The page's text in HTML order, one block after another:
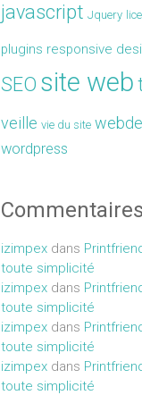
javascript Jquery
plugins responsive
SEO site web
veille vie du site
wordpress
Commentaires
izimpex dans
toute simplicité
izimpex dans
toute simplicité
izimpex dans
toute simplicité
izimpex dans
toute simplicité